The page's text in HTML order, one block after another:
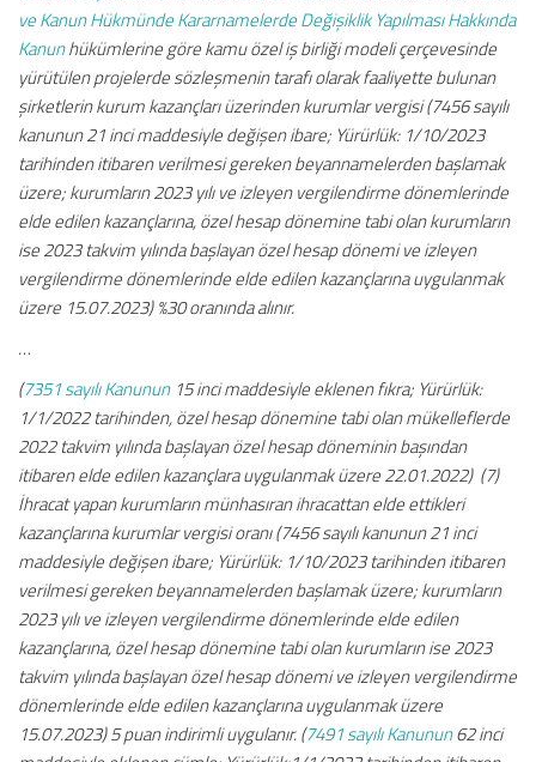
ve Kanun Hükmünde Kararnamelerde Değişiklik Yapılması Hakkında
Kanunhükümlerine göre kamu özel iş birliği modeli çerçevesinde
yürütülen projelerde sözleşmenin tarafı olarak faaliyette bulunan
şirketlerin kurum kazançları üzerinden kurumlar vergisi (7456 sayılı
kanunun 21 inci maddesiyle değişen ibare; Yürürlük: 1/10/2023
tarihinden itibaren verilmesi gereken beyannamelerden başlamak
üzere; kurumların 2023 yılı ve izleyen vergilendirme dönemlerinde
elde edilen kazançlarına, özel hesap dönemine tabi olan kurumların
ise 2023 takvim yılında başlayan özel hesap dönemi ve izleyen
vergilendirme dönemlerinde elde edilen kazançlarına uygulanmak
üzere 15.07.2023) %30 oranında alınır.
…
(7351 sayılı Kanunun15 inci maddesiyle eklenen fıkra; Yürürlük:
1/1/2022 tarihinden, özel hesap dönemine tabi olan mükelleflerde
2022 takvim yılında başlayan özel hesap döneminin başından
itibaren elde edilen kazançlara uygulanmak üzere 22.01.2022) (7)
İhracat yapan kurumların münhasıran ihracattan elde ettikleri
kazançlarına kurumlar vergisi oranı (7456 sayılı kanunun 21 inci
maddesiyle değişen ibare; Yürürlük: 1/10/2023 tarihinden itibaren
verilmesi gereken beyannamelerden başlamak üzere; kurumların
2023 yılı ve izleyen vergilendirme dönemlerinde elde edilen
kazançlarına, özel hesap dönemine tabi olan kurumların ise 2023
takvim yılında başlayan özel hesap dönemi ve izleyen vergilendirme
dönemlerinde elde edilen kazançlarına uygulanmak üzere
15.07.2023) 5 puan indirimli uygulanır. (7491 sayılı Kanunun62 inci